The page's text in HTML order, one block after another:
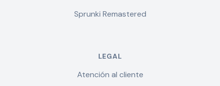
Sprunki Remastered
LEGAL
Atención al cliente